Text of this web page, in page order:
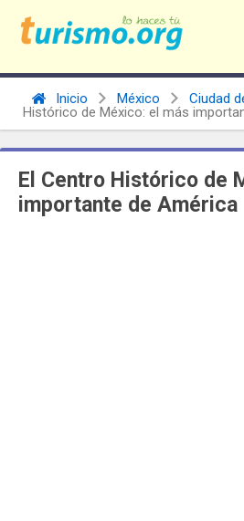
Inicio México Ciudad
Histórico de México: el más
El Centro Histórico de
importante de América